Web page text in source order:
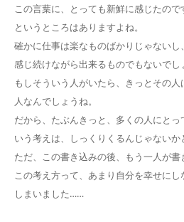
この言葉に、とっても新鮮に感じたので
というところはありますよね。
確かに仕事は楽なものばかりじゃない
感じ続けながら出来るものでもないでし
もしそういう人がいたら、きっとその
人なんでしょうね。
だから、たぶんきっと、多くの人にと
いう考えは、しっくりくるんじゃないか
ただ、この書き込みの後、もう一人が書
この考え方って、あまり自分を幸せに
しまいました……